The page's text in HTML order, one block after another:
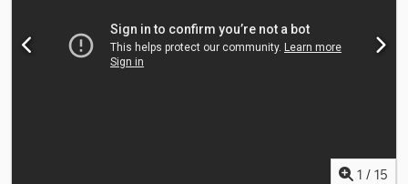
med 1 kammare. EU-godkänd och med Gold-avtal med Scania.
Redo för leverans. Km: 270000 HK: 344 Besiktigad: Ja EU-godkänd
till: 2026-09-24 Egenvikt: 17100 Totalvikt: 27000 Lastkapacitet:
1 / 15